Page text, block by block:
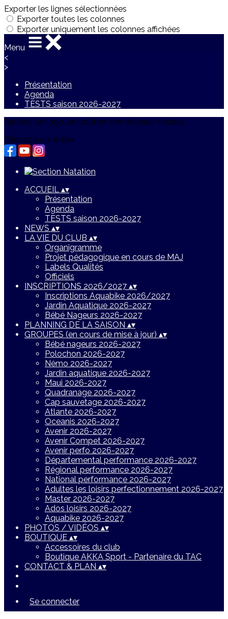
Exporter les lignes sélectionnées
Exporter toutes les colonnes
Exporter uniquement les colonnes affichées
Menu
<
>
Présentation
Agenda
TESTS saison 2026-2027
Ajoutez un logo, un bouton, des réseaux sociaux
Cliquez pour éditer
ACCUEIL ▴▾
Présentation
Agenda
TESTS saison 2026-2027
NEWS ▴▾
LA VIE DU CLUB ▴▾
Organigramme
Projet pédagogique en cours de MAJ
Labels Qualités
Officiels
INSCRIPTIONS 2026/2027 ▴▾
Inscriptions Aquabike 2026/2027
Jardin Aquatique 2026-2027
Bébé Nageurs 2026-2027
PLANNING DE LA SAISON ▴▾
GROUPES (en cours de mise à jour) ▴▾
Bébé nageurs 2026-2027
Polochon 2026-2027
Némo 2026-2027
Jardin aquatique 2026-2027
Maui 2026-2027
Quadranage 2026-2027
Cap sauvetage 2026-2027
Atlante 2026-2027
Oceanis 2026-2027
Avenir 2026-2027
Avenir Compet 2026-2027
Avenir perfo 2026-2027
Départemental performance 2026-2027
Régional performance 2026-2027
National performance 2026-2027
Adultes les loisirs perfectionnement 2026-2027
Master 2026-2027
Ados loisirs 2026-2027
Aquabike 2026-2027
PHOTOS / VIDÉOS ▴▾
BOUTIQUE ▴▾
Accessoires du club
Boutique AKKA Sport - Partenaire du TAC
CONTACT & PLAN ▴▾
Se connecter